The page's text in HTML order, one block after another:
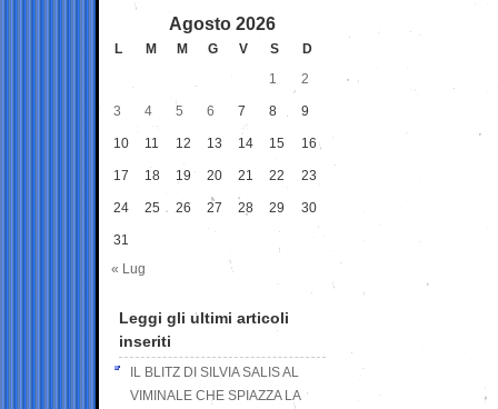
Agosto 2026
L M M G V S
D
1
2
3 4 5 6 7 8 9
10 11 12 13 14 15 16
17 18 19 20 21 22 23
24 25 26 27 28 29 30
31
« Lug
Leggi gli ultimi articoli
inseriti
IL BLITZ DI SILVIA SALIS AL
VIMINALE CHE SPIAZZA LA